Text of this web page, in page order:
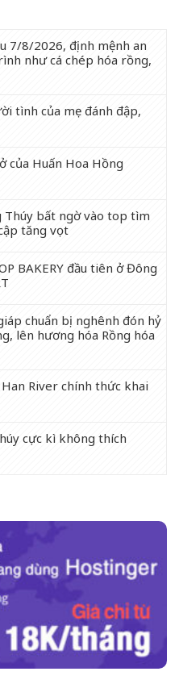
7/8/2026, định mệnh an
như cá chép hóa rồng,
tình của mẹ đánh đập,
của Huấn Hoa Hồng
Thúy bất ngờ vào top tìm
tăng vọt
BAKERY đầu tiên ở Đông
chuẩn bị nghênh đón hỷ
lên hương hóa Rồng hóa
Han River chính thức khai
cực kì không thích